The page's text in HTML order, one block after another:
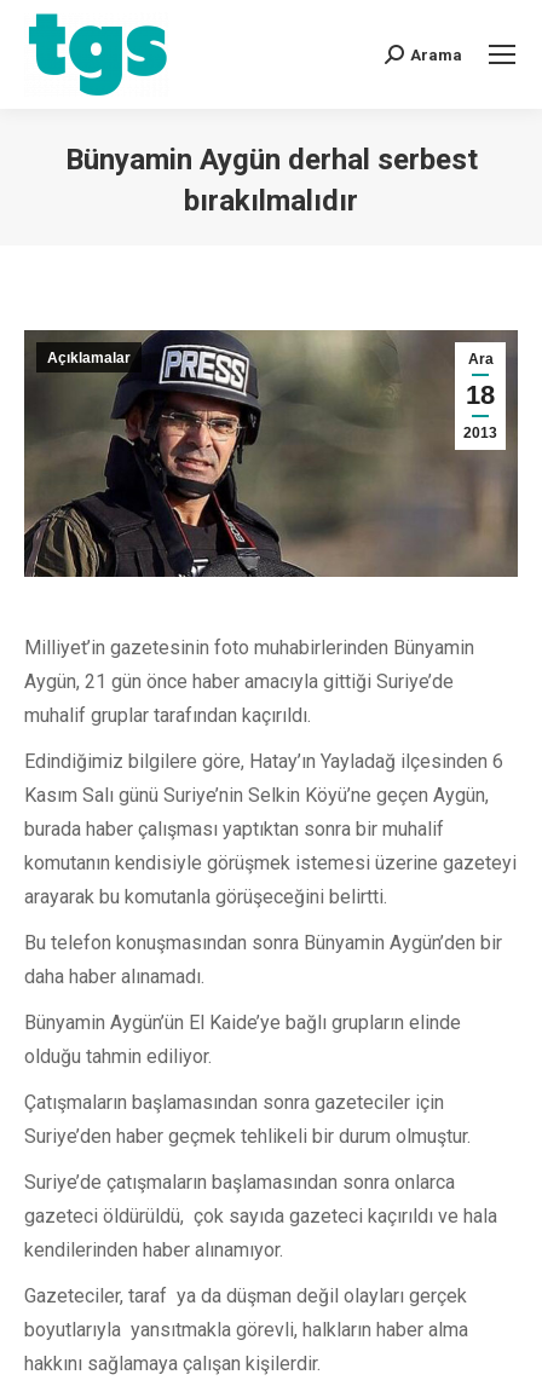
Arama
Bünyamin Aygün derhal serbest
bırakılmalıdır
Ara
18
2013
Açıklamalar
Milliyet’in gazetesinin foto muhabirlerinden Bünyamin
Aygün, 21 gün önce haber amacıyla gittiği Suriye’de
muhalif gruplar tarafından kaçırıldı.
Edindiğimiz bilgilere göre, Hatay’ın Yayladağ ilçesinden 6
Kasım Salı günü Suriye’nin Selkin Köyü’ne geçen Aygün,
burada haber çalışması yaptıktan sonra bir muhalif
komutanın kendisiyle görüşmek istemesi üzerine gazeteyi
arayarak bu komutanla görüşeceğini belirtti.
Bu telefon konuşmasından sonra Bünyamin Aygün’den bir
daha haber alınamadı.
Bünyamin Aygün’ün El Kaide’ye bağlı grupların elinde
olduğu tahmin ediliyor.
Çatışmaların başlamasından sonra gazeteciler için
Suriye’den haber geçmek tehlikeli bir durum olmuştur.
Suriye’de çatışmaların başlamasından sonra onlarca
gazeteci öldürüldü, çok sayıda gazeteci kaçırıldı ve hala
kendilerinden haber alınamıyor.
Gazeteciler, taraf ya da düşman değil olayları gerçek
boyutlarıyla yansıtmakla görevli, halkların haber alma
hakkını sağlamaya çalışan kişilerdir.